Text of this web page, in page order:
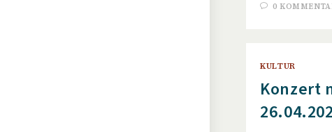
0
KULTUR
Konzert